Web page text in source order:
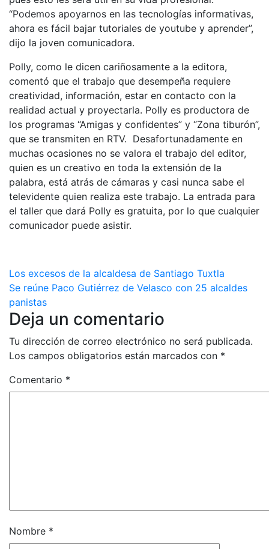
“Podemos apoyarnos en las tecnologías informativas,
ahora es fácil bajar tutoriales de youtube y aprender”,
dijo la joven comunicadora.
Polly, como le dicen cariñosamente a la editora,
comentó que el trabajo que desempeña requiere
creatividad, información, estar en contacto con la
realidad actual y proyectarla. Polly es productora de
los programas “Amigas y confidentes” y “Zona tiburón”,
que se transmiten en RTV. Desafortunadamente en
muchas ocasiones no se valora el trabajo del editor,
quien es un creativo en toda la extensión de la
palabra, está atrás de cámaras y casi nunca sabe el
televidente quien realiza este trabajo. La entrada para
el taller que dará Polly es gratuita, por lo que cualquier
comunicador puede asistir.
Los excesos de la alcaldesa de Santiago Tuxtla
Se reúne Paco Gutiérrez de Velasco con 25 alcaldes
panistas
Deja un comentario
Tu dirección de correo electrónico no será publicada.
Los campos obligatorios están marcados con *
Comentario *
Nombre *